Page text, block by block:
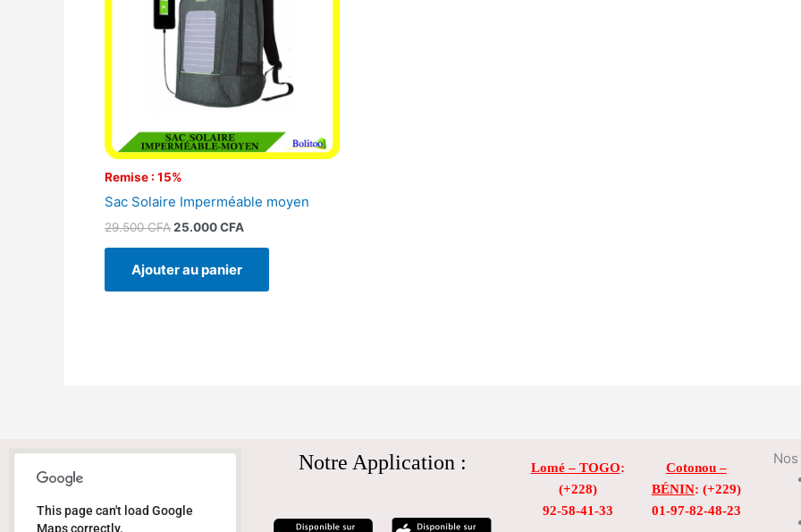
Remise : 15%
Sac Solaire Imperméable moyen
29.500CFA25.000CFA
Ajouter au panier
This page can't load Google
Maps correctly.
Notre Application : Lomé – TOGO:
(+228)
92-58-41-33
Cotonou –
BÉNIN: (+229)
01-97-82-48-23